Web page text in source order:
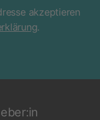
akzeptieren
.